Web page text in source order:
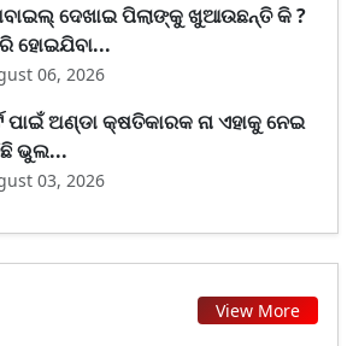
ଦେଖାଇ ପିଲାଙ୍କୁ ଖୁଆଉଛନ୍ତି କି ?
ହୋଇଯିବା...
06, 2026
ପାଇଁ ଅଣ୍ଡା କ୍ଷତିକାରକ ନା ଏହାକୁ ନେଇ
ଭୁଲ...
03, 2026
View More